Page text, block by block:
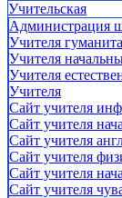
Учительская
Администрация
Учителя
Учителя
Учителя
Учителя
Cайт учителя
Сайт учителя
Сайт учителя
Сайт учителя
Сайт учителя
Сайт учителя